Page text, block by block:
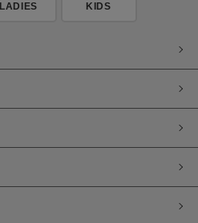
予約商品
在庫なし含む
LADIES KIDS